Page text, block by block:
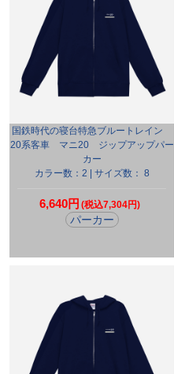
国鉄時代の寝台特急ブルートレイン
20系客車 マニ20 ジップアップパー
カー
カラー数：2 | サイズ数： 8
6,640円 (税込7,304円)
パーカー